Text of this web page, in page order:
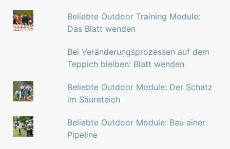
Beliebte Outdoor Training Module:
Das Blatt wenden
Bei Veränderungsprozessen auf dem
Teppich bleiben: Blatt wenden
Beliebte Outdoor Module: Der Schatz
im Säureteich
Beliebte Outdoor Module: Bau einer
Pipeline